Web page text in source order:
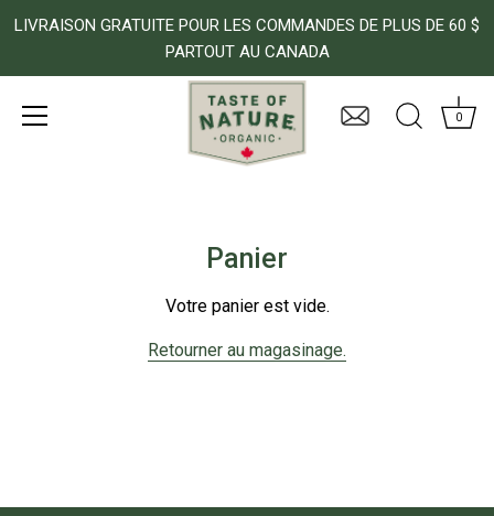
LIVRAISON GRATUITE POUR LES COMMANDES DE PLUS DE 60 $
PARTOUT AU CANADA
0
Panier
Votre panier est vide.
Retourner au magasinage.